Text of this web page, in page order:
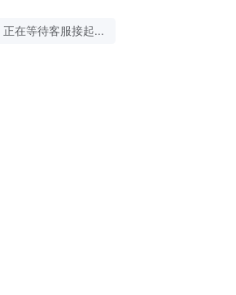
正在等待客服接起...